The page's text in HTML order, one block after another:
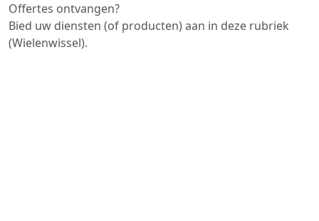
Offertes ontvangen?
Bied uw diensten (of producten) aan in deze rubriek
(Wielenwissel).